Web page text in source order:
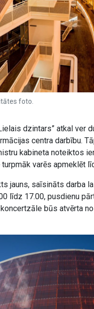
foto.
dzintars” atkal ver
centra darbību.
kabineta noteiktos
varēs apmeklēt
jauns, saīsināts darba
līdz 17.00, pusdienu
būs atvērta